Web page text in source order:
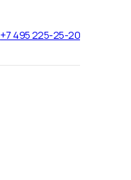
+7 495 225-25-20